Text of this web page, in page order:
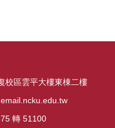
校區雲平大樓東棟二樓
轉 51100